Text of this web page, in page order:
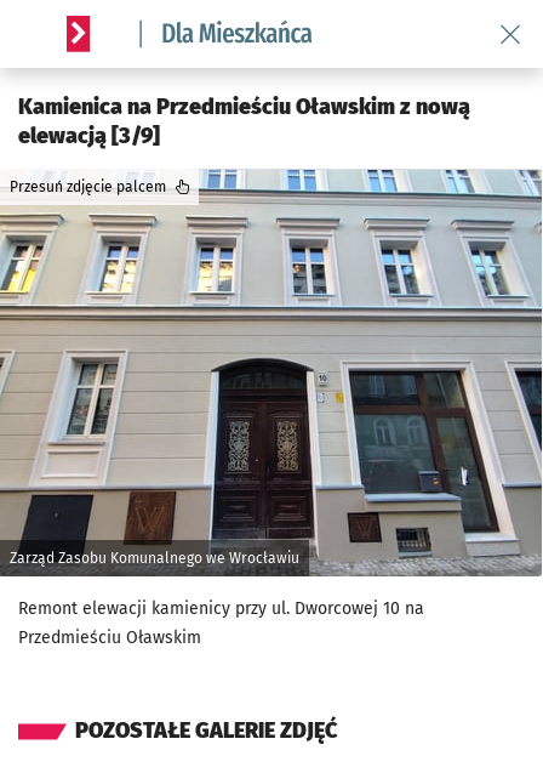
Serwis informacyjny wroclaw.pl podserwis: Dla mieszkańca
Kamienica na Przedmieściu Oławskim z nową
elewacją [3/9]
Zarząd Zasobu Komunalnego we Wrocławiu
Przesuń zdjęcie palcem
Remont elewacji kamienicy przy ul. Dworcowej 10 na
Przedmieściu Oławskim
POZOSTAŁE GALERIE ZDJĘĆ